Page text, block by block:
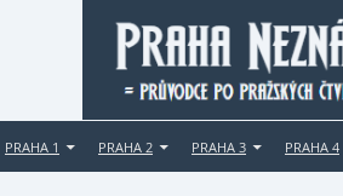
PRAHA 1 PRAHA 2 PRAHA 3 PRAHA 4